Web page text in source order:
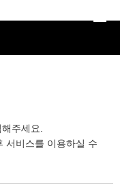
주세요.
서비스를 이용하실 수